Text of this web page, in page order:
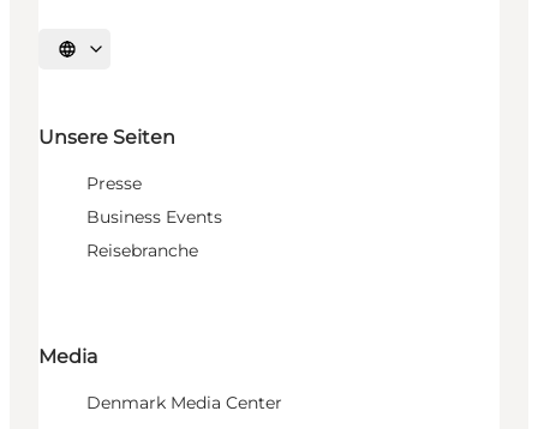
Sprache auswählen
Unsere Seiten
Presse
Business Events
Reisebranche
Media
Denmark Media Center